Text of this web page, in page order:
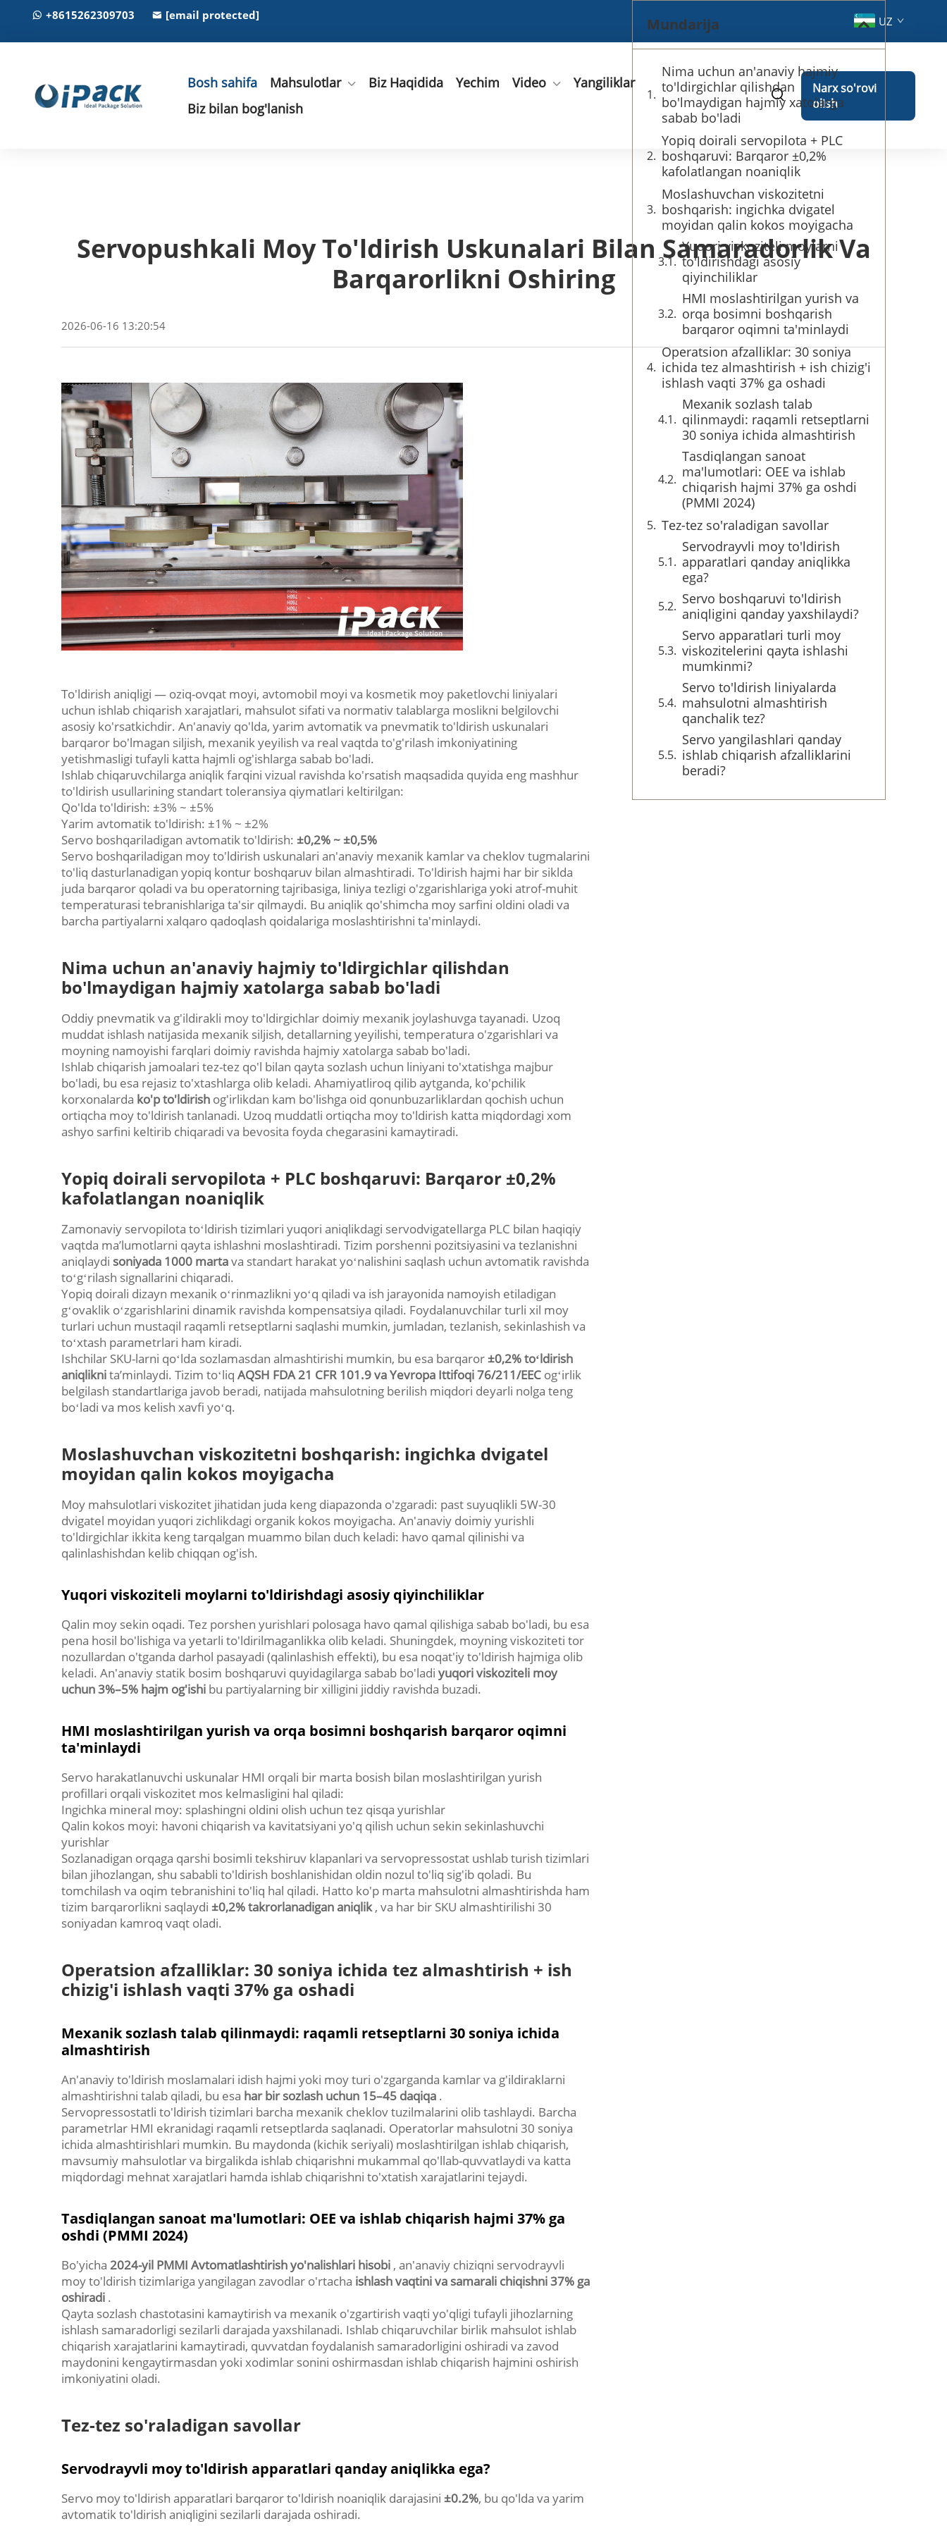
+8615262309703 [email protected] UZ
Bosh sahifa Mahsulotlar Biz Haqidida Yechim Video
Yangiliklar
Biz bilan bog'lanish
Narx so'rovi
olish
Servopushkali Moy To'ldirish Uskunalari Bilan Samaradorlik Va
Barqarorlikni Oshiring
2026-06-16 13:20:54
To'ldirish aniqligi — oziq-ovqat moyi, avtomobil moyi va kosmetik moy paketlovchi liniyalari
uchun ishlab chiqarish xarajatlari, mahsulot sifati va normativ talablarga moslikni belgilovchi
asosiy ko'rsatkichdir. An'anaviy qo'lda, yarim avtomatik va pnevmatik to'ldirish uskunalari
barqaror bo'lmagan siljish, mexanik yeyilish va real vaqtda to'g'rilash imkoniyatining
yetishmasligi tufayli katta hajmli og'ishlarga sabab bo'ladi.
Ishlab chiqaruvchilarga aniqlik farqini vizual ravishda ko'rsatish maqsadida quyida eng mashhur
to'ldirish usullarining standart toleransiya qiymatlari keltirilgan:
Qo'lda to'ldirish: ±3% ~ ±5%
Yarim avtomatik to'ldirish: ±1% ~ ±2%
Servo boshqariladigan avtomatik to'ldirish: ±0,2% ~ ±0,5%
Servo boshqariladigan moy to'ldirish uskunalari an'anaviy mexanik kamlar va cheklov tugmalarini
to'liq dasturlanadigan yopiq kontur boshqaruv bilan almashtiradi. To'ldirish hajmi har bir siklda
juda barqaror qoladi va bu operatorning tajribasiga, liniya tezligi o'zgarishlariga yoki atrof-muhit
temperaturasi tebranishlariga ta'sir qilmaydi. Bu aniqlik qo'shimcha moy sarfini oldini oladi va
barcha partiyalarni xalqaro qadoqlash qoidalariga moslashtirishni ta'minlaydi.
Nima uchun an'anaviy hajmiy to'ldirgichlar qilishdan
bo'lmaydigan hajmiy xatolarga sabab bo'ladi
Oddiy pnevmatik va g'ildirakli moy to'ldirgichlar doimiy mexanik joylashuvga tayanadi. Uzoq
muddat ishlash natijasida mexanik siljish, detallarning yeyilishi, temperatura o'zgarishlari va
moyning namoyishi farqlari doimiy ravishda hajmiy xatolarga sabab bo'ladi.
Ishlab chiqarish jamoalari tez-tez qo'l bilan qayta sozlash uchun liniyani to'xtatishga majbur
bo'ladi, bu esa rejasiz to'xtashlarga olib keladi. Ahamiyatliroq qilib aytganda, ko'pchilik
korxonalarda ko'p to'ldirish og'irlikdan kam bo'lishga oid qonunbuzarliklardan qochish uchun
ortiqcha moy to'ldirish tanlanadi. Uzoq muddatli ortiqcha moy to'ldirish katta miqdordagi xom
ashyo sarfini keltirib chiqaradi va bevosita foyda chegarasini kamaytiradi.
Yopiq doirali servopilota + PLC boshqaruvi: Barqaror ±0,2%
kafolatlangan noaniqlik
Zamonaviy servopilota toʻldirish tizimlari yuqori aniqlikdagi servodvigatellarga PLC bilan haqiqiy
vaqtda maʼlumotlarni qayta ishlashni moslashtiradi. Tizim porshenni pozitsiyasini va tezlanishni
aniqlaydi soniyada 1000 martava standart harakat yoʻnalishini saqlash uchun avtomatik ravishda
toʻgʻrilash signallarini chiqaradi.
Yopiq doirali dizayn mexanik oʻrinmazlikni yoʻq qiladi va ish jarayonida namoyish etiladigan
gʻovaklik oʻzgarishlarini dinamik ravishda kompensatsiya qiladi. Foydalanuvchilar turli xil moy
turlari uchun mustaqil raqamli retseptlarni saqlashi mumkin, jumladan, tezlanish, sekinlashish va
toʻxtash parametrlari ham kiradi.
Ishchilar SKU-larni qoʻlda sozlamasdan almashtirishi mumkin, bu esa barqaror ±0,2% toʻldirish
aniqliknitaʼminlaydi. Tizim toʻliq AQSH FDA 21 CFR 101.9 va Yevropa Ittifoqi 76/211/EEC ogʻirlik
belgilash standartlariga javob beradi, natijada mahsulotning berilish miqdori deyarli nolga teng
boʻladi va mos kelish xavfi yoʻq.
Moslashuvchan viskozitetni boshqarish: ingichka dvigatel
moyidan qalin kokos moyigacha
Moy mahsulotlari viskozitet jihatidan juda keng diapazonda o'zgaradi: past suyuqlikli 5W-30
dvigatel moyidan yuqori zichlikdagi organik kokos moyigacha. An'anaviy doimiy yurishli
to'ldirgichlar ikkita keng tarqalgan muammo bilan duch keladi: havo qamal qilinishi va
qalinlashishdan kelib chiqqan og'ish.
Yuqori viskoziteli moylarni to'ldirishdagi asosiy qiyinchiliklar
Qalin moy sekin oqadi. Tez porshen yurishlari polosaga havo qamal qilishiga sabab bo'ladi, bu esa
pena hosil bo'lishiga va yetarli to'ldirilmaganlikka olib keladi. Shuningdek, moyning viskoziteti tor
nozullardan o'tganda darhol pasayadi (qalinlashish effekti), bu esa noqat'iy to'ldirish hajmiga olib
keladi. An'anaviy statik bosim boshqaruvi quyidagilarga sabab bo'ladi yuqori viskoziteli moy
uchun 3%–5% hajm og'ishi bu partiyalarning bir xilligini jiddiy ravishda buzadi.
HMI moslashtirilgan yurish va orqa bosimni boshqarish barqaror oqimni
ta'minlaydi
Servo harakatlanuvchi uskunalar HMI orqali bir marta bosish bilan moslashtirilgan yurish
profillari orqali viskozitet mos kelmasligini hal qiladi:
Ingichka mineral moy: splashingni oldini olish uchun tez qisqa yurishlar
Qalin kokos moyi: havoni chiqarish va kavitatsiyani yo'q qilish uchun sekin sekinlashuvchi
yurishlar
Sozlanadigan orqaga qarshi bosimli tekshiruv klapanlari va servopressostat ushlab turish tizimlari
bilan jihozlangan, shu sababli to'ldirish boshlanishidan oldin nozul to'liq sig'ib qoladi. Bu
tomchilash va oqim tebranishini to'liq hal qiladi. Hatto ko'p marta mahsulotni almashtirishda ham
tizim barqarorlikni saqlaydi ±0,2% takrorlanadigan aniqlik, va har bir SKU almashtirilishi 30
soniyadan kamroq vaqt oladi.
Operatsion afzalliklar: 30 soniya ichida tez almashtirish + ish
chizig'i ishlash vaqti 37% ga oshadi
Mexanik sozlash talab qilinmaydi: raqamli retseptlarni 30 soniya ichida
almashtirish
An'anaviy to'ldirish moslamalari idish hajmi yoki moy turi o'zgarganda kamlar va g'ildiraklarni
almashtirishni talab qiladi, bu esa har bir sozlash uchun 15–45 daqiqa .
Servopressostatli to'ldirish tizimlari barcha mexanik cheklov tuzilmalarini olib tashlaydi. Barcha
parametrlar HMI ekranidagi raqamli retseptlarda saqlanadi. Operatorlar mahsulotni 30 soniya
ichida almashtirishlari mumkin. Bu maydonda (kichik seriyali) moslashtirilgan ishlab chiqarish,
mavsumiy mahsulotlar va birgalikda ishlab chiqarishni mukammal qo'llab-quvvatlaydi va katta
miqdordagi mehnat xarajatlari hamda ishlab chiqarishni to'xtatish xarajatlarini tejaydi.
Tasdiqlangan sanoat ma'lumotlari: OEE va ishlab chiqarish hajmi 37% ga
oshdi (PMMI 2024)
Bo'yicha 2024-yil PMMI Avtomatlashtirish yo'nalishlari hisobi , an'anaviy chiziqni servodrayvli
moy to'ldirish tizimlariga yangilagan zavodlar o'rtacha ishlash vaqtini va samarali chiqishni 37% ga
oshiradi .
Qayta sozlash chastotasini kamaytirish va mexanik o'zgartirish vaqti yo'qligi tufayli jihozlarning
ishlash samaradorligi sezilarli darajada yaxshilanadi. Ishlab chiqaruvchilar birlik mahsulot ishlab
chiqarish xarajatlarini kamaytiradi, quvvatdan foydalanish samaradorligini oshiradi va zavod
maydonini kengaytirmasdan yoki xodimlar sonini oshirmasdan ishlab chiqarish hajmini oshirish
imkoniyatini oladi.
Tez-tez so'raladigan savollar
Servodrayvli moy to'ldirish apparatlari qanday aniqlikka ega?
Servo moy to'ldirish apparatlari barqaror to'ldirish noaniqlik darajasini ±0.2%, bu qo'lda va yarim
avtomatik to'ldirish aniqligini sezilarli darajada oshiradi.
Mundarija
Nima uchun an'anaviy hajmiy
to'ldirgichlar qilishdan
bo'lmaydigan hajmiy xatolarga
sabab bo'ladi
Yopiq doirali servopilota + PLC
boshqaruvi: Barqaror ±0,2%
kafolatlangan noaniqlik
Moslashuvchan viskozitetni
boshqarish: ingichka dvigatel
moyidan qalin kokos moyigacha
Yuqori viskoziteli moylarni
to'ldirishdagi asosiy
qiyinchiliklar
HMI moslashtirilgan yurish va
orqa bosimni boshqarish
barqaror oqimni ta'minlaydi
Operatsion afzalliklar: 30 soniya
ichida tez almashtirish + ish chizig'i
ishlash vaqti 37% ga oshadi
Mexanik sozlash talab
qilinmaydi: raqamli retseptlarni
30 soniya ichida almashtirish
Tasdiqlangan sanoat
ma'lumotlari: OEE va ishlab
chiqarish hajmi 37% ga oshdi
(PMMI 2024)
Tez-tez so'raladigan savollar
Servodrayvli moy to'ldirish
apparatlari qanday aniqlikka
ega?
Servo boshqaruvi to'ldirish
aniqligini qanday yaxshilaydi?
Servo apparatlari turli moy
viskozitelerini qayta ishlashi
mumkinmi?
Servo to'ldirish liniyalarda
mahsulotni almashtirish
qanchalik tez?
Servo yangilashlari qanday
ishlab chiqarish afzalliklarini
beradi?